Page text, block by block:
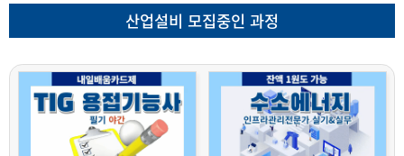
산업설비 모집중인 과정